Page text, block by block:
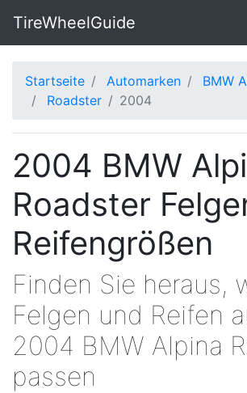
TireWheelGuide
Startseite Automarken
BMW
Roadster
2004
2004 BMW
Roadster
Reifengrößen
Finden Sie heraus,
Felgen und Reifen
2004 BMW Alpina
passen